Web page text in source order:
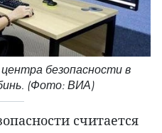
безопасности в
(Фото: ВИА)
считается